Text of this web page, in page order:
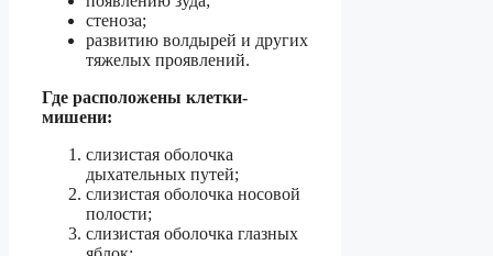
стеноза;
развитию волдырей и других
тяжелых проявлений.
Где расположены клетки-
мишени:
слизистая оболочка
дыхательных путей;
слизистая оболочка носовой
полости;
слизистая оболочка глазных